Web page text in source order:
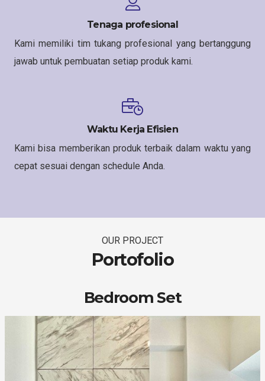
Tenaga profesional
Kami memiliki tim tukang profesional yang bertanggung
jawab untuk pembuatan setiap produk kami.
Waktu Kerja Efisien
Kami bisa memberikan produk terbaik dalam waktu yang
cepat sesuai dengan schedule Anda.
OUR PROJECT
Portofolio
Bedroom Set